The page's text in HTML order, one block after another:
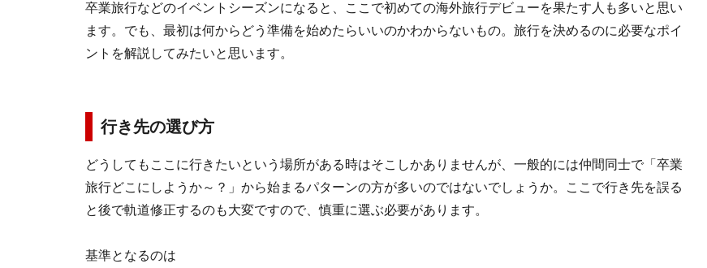
卒業旅行などのイベントシーズンになると、ここで初めての海外旅行デビューを果たす人も多いと思い
ます。でも、最初は何からどう準備を始めたらいいのかわからないもの。旅行を決めるのに必要なポイ
ントを解説してみたいと思います。
行き先の選び方
どうしてもここに行きたいという場所がある時はそこしかありませんが、一般的には仲間同士で「卒業
旅行どこにしようか～？」から始まるパターンの方が多いのではないでしょうか。ここで行き先を誤る
と後で軌道修正するのも大変ですので、慎重に選ぶ必要があります。
基準となるのは